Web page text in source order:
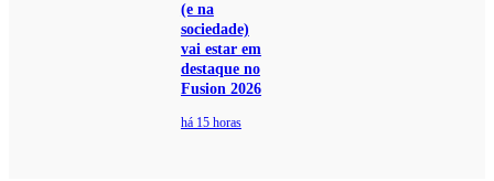
(e na
sociedade)
vai estar em
destaque no
Fusion 2026
há 15 horas